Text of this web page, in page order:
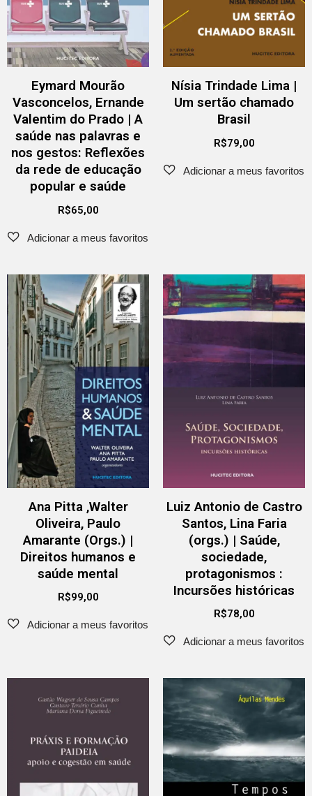
Eymard Mourão
Vasconcelos, Ernande
Valentim do Prado | A
saúde nas palavras e
nos gestos: Reflexões
da rede de educação
popular e saúde
R$65,00
Nísia Trindade Lima |
Um sertão chamado
Brasil
R$79,00
Ana Pitta ,Walter
Oliveira, Paulo
Amarante (Orgs.) |
Direitos humanos e
saúde mental
R$99,00
Luiz Antonio de Castro
Santos, Lina Faria
(orgs.) | Saúde,
sociedade,
protagonismos :
Incursões históricas
R$78,00